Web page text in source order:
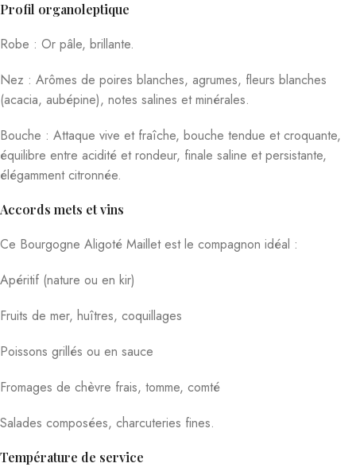
Profil organoleptique
Robe : Or pâle, brillante.
Nez : Arômes de poires blanches, agrumes, fleurs blanches
(acacia, aubépine), notes salines et minérales.
Bouche : Attaque vive et fraîche, bouche tendue et croquante,
équilibre entre acidité et rondeur, finale saline et persistante,
élégamment citronnée.
Accords mets et vins
Ce Bourgogne Aligoté Maillet est le compagnon idéal :
Apéritif (nature ou en kir)
Fruits de mer, huîtres, coquillages
Poissons grillés ou en sauce
Fromages de chèvre frais, tomme, comté
Salades composées, charcuteries fines.
Température de service